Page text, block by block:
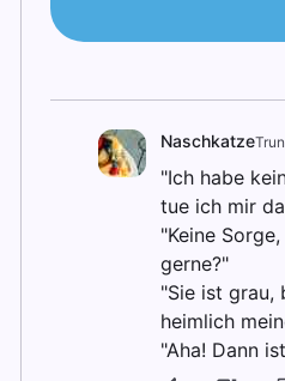
Naschkatze
"Ich habe
tue ich mir
"Keine
gerne?"
"Sie ist grau,
heimlich
"Aha! Dann